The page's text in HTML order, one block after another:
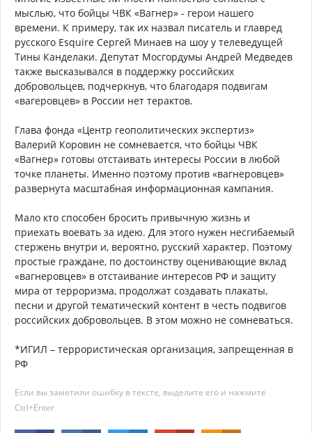
мыслью, что бойцы ЧВК «Вагнер» - герои нашего
времени. К примеру, так их назвал писатель и главред
русского Esquire Сергей Минаев на шоу у телеведущей
Тины Канделаки. Депутат Мосгордумы Андрей Медведев
также высказывался в поддержку российских
добровольцев, подчеркнув, что благодаря подвигам
«вагеровцев» в России нет терактов.
Глава фонда «Центр геополитических экспертиз»
Валерий Коровин не сомневается, что бойцы ЧВК
«Вагнер» готовы отстаивать интересы России в любой
точке планеты. Именно поэтому против «вагнеровцев»
развернута масштабная информационная кампания.
Мало кто способен бросить привычную жизнь и
приехать воевать за идею. Для этого нужен несгибаемый
стержень внутри и, вероятно, русский характер. Поэтому
простые граждане, по достоинству оценивающие вклад
«вагнеровцев» в отстаивание интересов РФ и защиту
мира от терроризма, продолжат создавать плакаты,
песни и другой тематический контент в честь подвигов
российских добровольцев. В этом можно не сомневаться.
*ИГИЛ – террористическая организация, запрещенная в
РФ
Если вы заметили ошибку в тексте, выделите его и нажмите
Ctrl+Enter